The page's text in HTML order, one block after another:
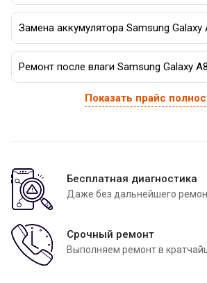
Замена аккумулятора Samsung Galaxy
Ремонт после влаги Samsung Galaxy
Показать прайс
Бесплатная диагностика
Даже без дальнейшего
Срочный ремонт
Выполняем ремонт в